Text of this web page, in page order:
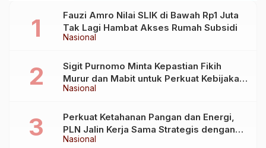
Nasional
Fauzi Amro Nilai SLIK di Bawah Rp1 Juta
Tak Lagi Hambat Akses Rumah Subsidi
Nasional
Sigit Purnomo Minta Kepastian Fikih
Murur dan Mabit untuk Perkuat Kebijakan
Haji
Nasional
Perkuat Ketahanan Pangan dan Energi,
PLN Jalin Kerja Sama Strategis dengan
Kementerian Kelautan dan Perikanan